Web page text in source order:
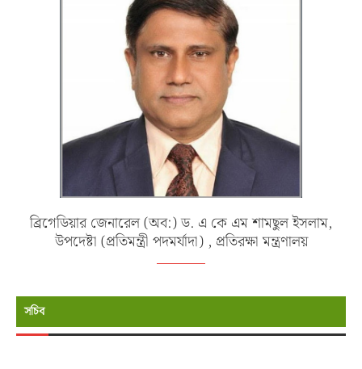
ব্রিগেডিয়ার জেনারেল (অব:) ড. এ কে এম শামছুল ইসলাম,
উপদেষ্টা (প্রতিমন্ত্রী পদমর্যাদা) , প্রতিরক্ষা মন্ত্রণালয়
সচিব